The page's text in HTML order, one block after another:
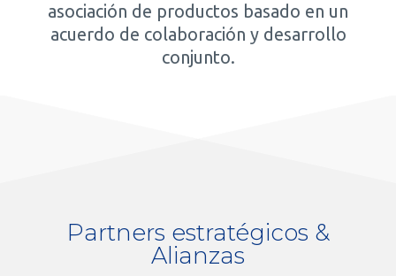
asociación de productos basado en un
acuerdo de colaboración y desarrollo
conjunto.
Partners estratégicos &
Alianzas